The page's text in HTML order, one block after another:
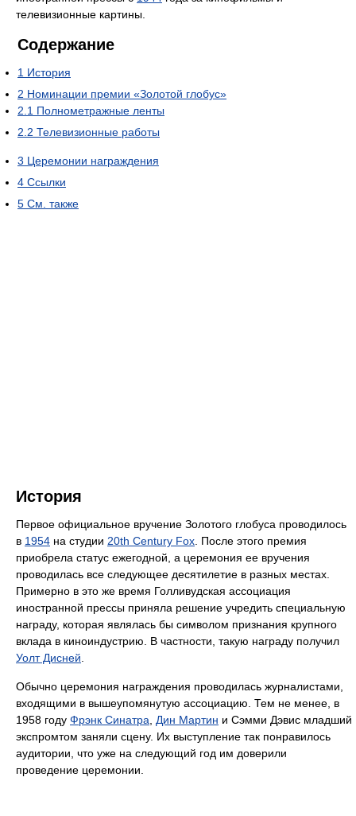
телевизионные картины.
Содержание
1 История
2 Номинации премии «Золотой глобус»
2.1 Полнометражные ленты
2.2 Телевизионные работы
3 Церемонии награждения
4 Ссылки
5 См. также
История
Первое официальное вручение Золотого глобуса проводилось
в 1954 на студии 20th Century Fox . После этого премия
приобрела статус ежегодной, а церемония ее вручения
проводилась все следующее десятилетие в разных местах.
Примерно в это же время Голливудская ассоциация
иностранной прессы приняла решение учредить специальную
награду, которая являлась бы символом признания крупного
вклада в киноиндустрию. В частности, такую награду получил
Уолт Дисней
Обычно церемония награждения проводилась журналистами,
входящими в вышеупомянутую ассоциацию. Тем не менее, в
1958 году Фрэнк Синатра Дин Мартин и Сэмми Дэвис младший
экспромтом заняли сцену. Их выступление так понравилось
аудитории, что уже на следующий год им доверили
проведение церемонии.